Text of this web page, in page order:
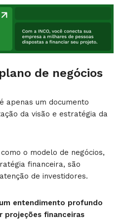
de negócios
apenas um documento
da visão e estratégia da
o modelo de negócios,
financeira, são
de investidores.
entendimento profundo
projeções financeiras